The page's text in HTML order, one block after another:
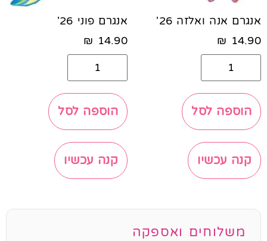
אנגרם אנה ואלזה 26'
14.90
₪
הוספה לסל
קנה עכשיו
אנגרם פוני 26'
14.90
₪
הוספה לסל
קנה עכשיו
משלוחים ואספקה